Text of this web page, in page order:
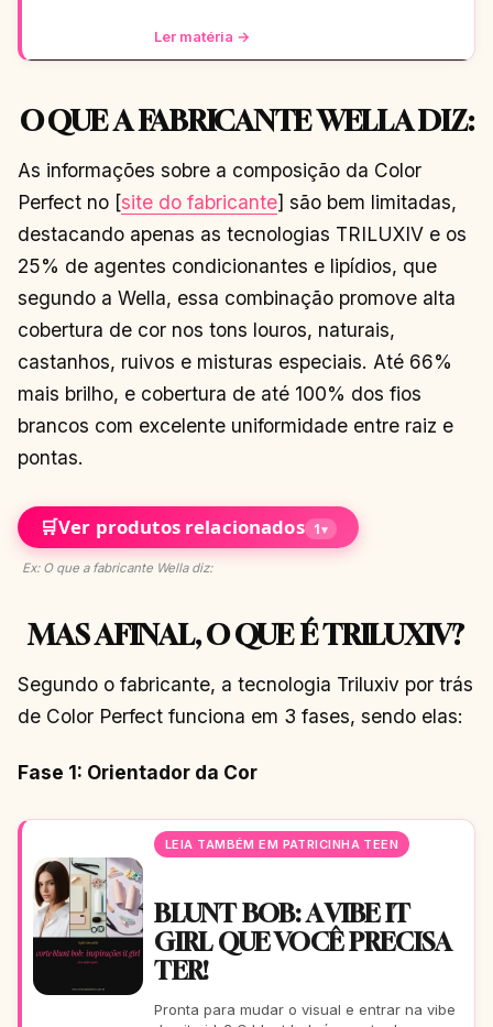
looks, do casual ao
Ler matéria →
O QUE A FABRICANTE WELLA DIZ:
As informações sobre a composição da Color
Perfect no [site do fabricante] são bem limitadas,
destacando apenas as tecnologias TRILUXIV e os
25% de agentes condicionantes e lipídios, que
segundo a Wella, essa combinação promove alta
cobertura de cor nos tons louros, naturais,
castanhos, ruivos e misturas especiais. Até 66%
mais brilho, e cobertura de até 100% dos fios
brancos com excelente uniformidade entre raiz e
pontas.
🛒Ver produtos relacionados 1▾
Ex: O que a fabricante Wella diz:
MAS AFINAL, O QUE É TRILUXIV?
Segundo o fabricante, a tecnologia Triluxiv por trás
de Color Perfect funciona em 3 fases, sendo elas:
Fase 1: Orientador da Cor
LEIA TAMBÉM EM PATRICINHA TEEN
BLUNT BOB: A VIBE IT
GIRL QUE VOCÊ PRECISA
TER!
Pronta para mudar o visual e entrar na vibe